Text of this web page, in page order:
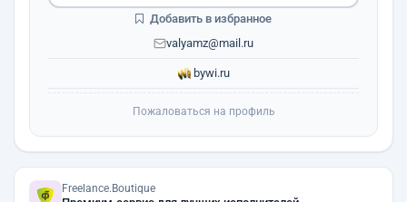
valyamz@mail.ru
bywi.ru
Добавить в избранное
Пожаловаться на профиль
Freelance.Boutique